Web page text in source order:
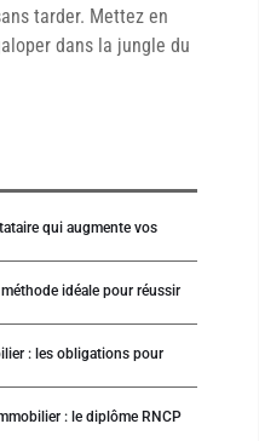
tarder. Mettez en
dans la jungle du
qui augmente vos
idéale pour réussir
: les obligations pour
: le diplôme RNCP